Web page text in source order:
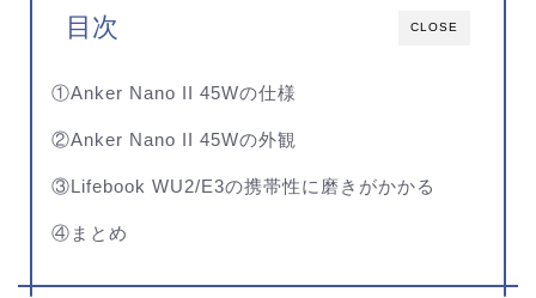
CLOSE
目次
①Anker Nano II 45Wの仕様
②Anker Nano II 45Wの外観
③Lifebook WU2/E3の携帯性に磨きがかかる
④まとめ